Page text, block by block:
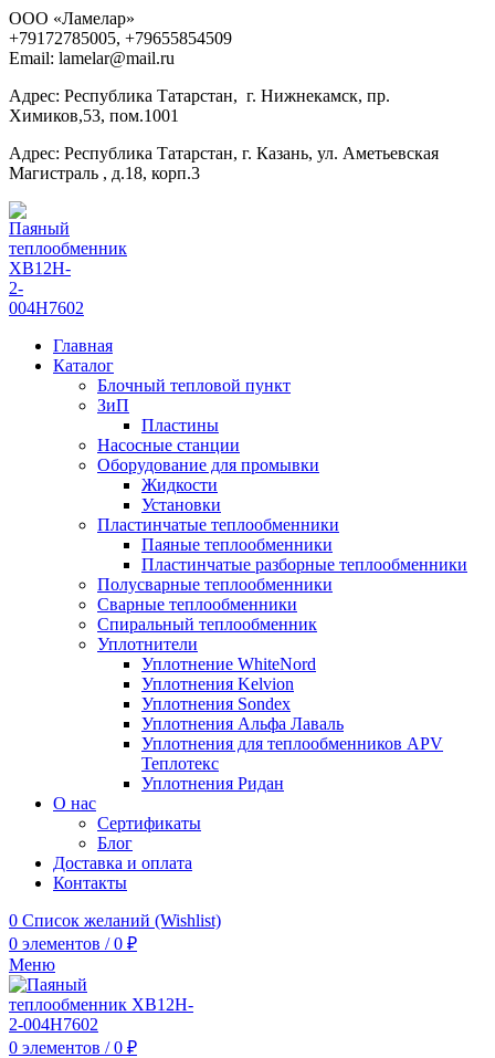
ООО «Ламелар»
+79172785005, +79655854509
Email: lamelar@mail.ru
Адрес: Республика Татарстан, г. Нижнекамск, пр.
Химиков,53, пом.1001
Адрес: Республика Татарстан, г. Казань, ул. Аметьевская
Магистраль , д.18, корп.3
Главная
Каталог
Блочный тепловой пункт
ЗиП
Пластины
Насосные станции
Оборудование для промывки
Жидкости
Установки
Пластинчатые теплообменники
Паяные теплообменники
Пластинчатые разборные теплообменники
Полусварные теплообменники
Сварные теплообменники
Спиральный теплообменник
Уплотнители
Уплотнение WhiteNord
Уплотнения Kelvion
Уплотнения Sondex
Уплотнения Альфа Лаваль
Уплотнения для теплообменников APV
Теплотекс
Уплотнения Ридан
О нас
Сертификаты
Блог
Доставка и оплата
Контакты
0 Список желаний (Wishlist)
0 элементов / 0 ₽
Меню
0 элементов / 0 ₽